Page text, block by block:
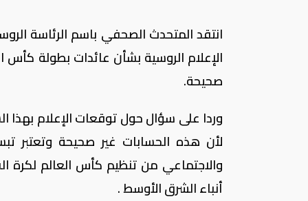
انتقد المتحدث الصحفي باسم الرئاسة
صحيحة.
وردا على سؤال حول توقعات الإعلام
لأن هذه الحسابات غير صحيحة وتعتبر
والاجتماعي من تنظيم كأس العالم لكرة
أنباء الشرق الأوسط .